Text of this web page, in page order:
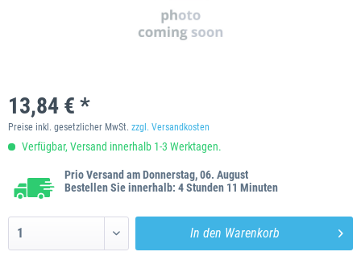
13,84 € *
Preise inkl. gesetzlicher MwSt. zzgl. Versandkosten
Verfügbar, Versand innerhalb 1-3 Werktagen.
Prio Versand am Donnerstag, 06. August
Bestellen Sie innerhalb: 4 Stunden 11 Minuten
In den Warenkorb